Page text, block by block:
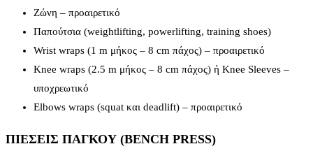
Ζώνη – προαιρετικό
Παπούτσια (weightlifting, powerlifting, training shoes)
Wrist wraps (1 m μήκος – 8 cm πάχος) – προαιρετικό
Knee wraps (2.5 m μήκος – 8 cm πάχος) ή Knee Sleeves –
υποχρεωτικό
Elbows wraps (squat και deadlift) – προαιρετικό
ΠΙΕΣΕΙΣ ΠΑΓΚΟΥ (BENCH PRESS)